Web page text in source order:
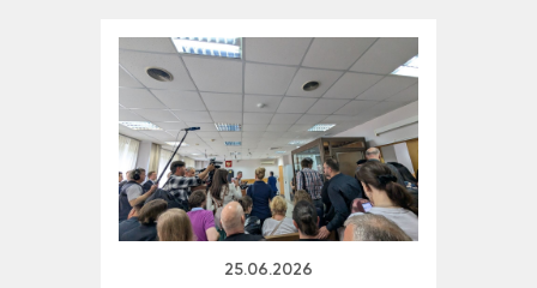
25.06.2026